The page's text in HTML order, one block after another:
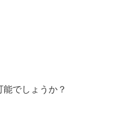
でしょうか？